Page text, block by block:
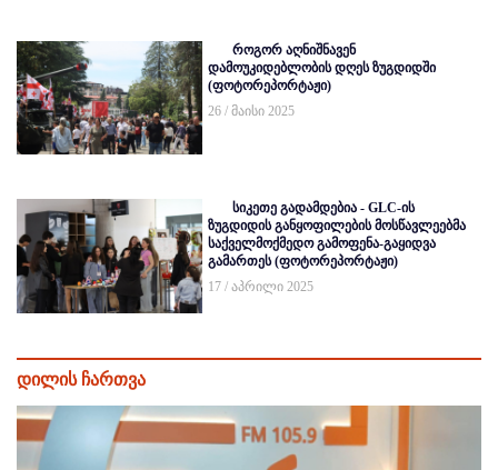
როგორ აღნიშნავენ
დამოუკიდებლობის დღეს ზუგდიდში
(ფოტორეპორტაჟი)
26 / მაისი 2025
სიკეთე გადამდებია - GLC-ის
ზუგდიდის განყოფილების მოსწავლეებმა
საქველმოქმედო გამოფენა-გაყიდვა
გამართეს (ფოტორეპორტაჟი)
17 / აპრილი 2025
დილის ჩართვა